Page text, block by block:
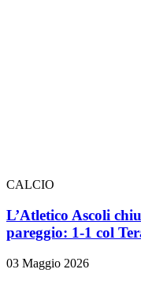
CALCIO
L’Atletico Ascoli
pareggio: 1-1 col
03 Maggio 2026